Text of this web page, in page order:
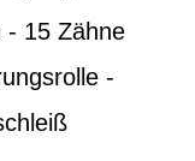
- 15 Zähne
-